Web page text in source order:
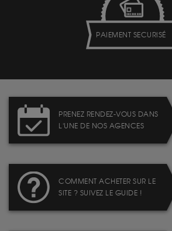
PAIEMENT SECURISÉ
PRENEZ RENDEZ-VOUS DANS
L'UNE DE NOS AGENCES
COMMENT ACHETER SUR LE
SITE ? SUIVEZ LE GUIDE !